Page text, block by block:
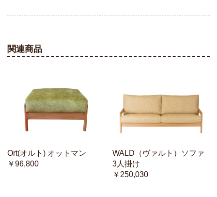
関連商品
Ort(オルト) オットマン
￥96,800
WALD（ヴァルト）ソファ
3人掛け
￥250,030